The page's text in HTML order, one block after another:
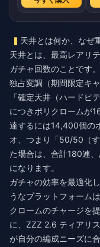
天井とは何か、なぜ
天井とは、最高レアリ
ガチャ回数のことです
独占変調（期間限定キ
「確定天井（ハードピ
につきポリクロームが
達するには14,400個の
オ、つまり「50/50（
た場合は、合計180連
になります。
ガチャの効率を最適化
うなプラットフォーム
クロームのチャージを
に、 ZZZ 2.6 ティアリ
が自分の編成ニーズに